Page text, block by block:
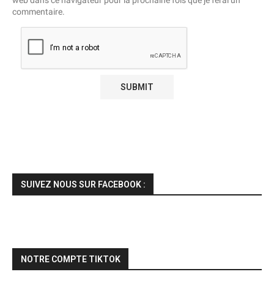
commentaire.
SUIVEZ NOUS SUR FACEBOOK :
NOTRE COMPTE TIKTOK